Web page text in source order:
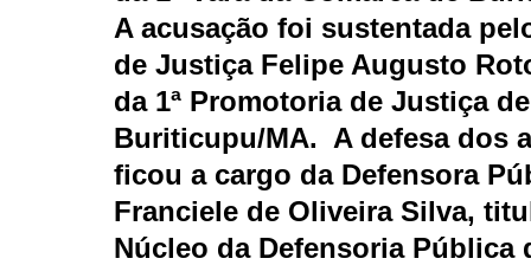
A acusação foi sustentada
de Justiça Felipe Augusto
da 1ª Promotoria de Justiça de
Buriticupu/MA. A defesa dos
ficou a cargo da Defensora
Franciele de Oliveira Silva,
Núcleo da Defensoria Pública